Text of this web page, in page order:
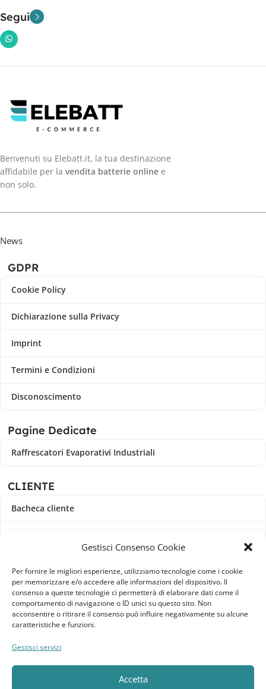
Gestisci Consenso Cookie
Per fornire le migliori esperienze, utilizziamo tecnologie come i cookie
per memorizzare e/o accedere alle informazioni del dispositivo. Il
consenso a queste tecnologie ci permetterà di elaborare dati come il
comportamento di navigazione o ID unici su questo sito. Non
acconsentire o ritirare il consenso può influire negativamente su alcune
caratteristiche e funzioni.
Gestisci servizi
Accetta
Segui
Benvenuti su Elebatt.it, la tua destinazione
affidabile per la vendita batterie online e
non solo.
News
GDPR
Cookie Policy
Dichiarazione sulla Privacy
Imprint
Termini e Condizioni
Disconoscimento
Pagine Dedicate
Raffrescatori Evaporativi Industriali
CLIENTE
Bacheca cliente
Indirizzi
Metodi di pagamento
Dettagli account
Lista dei desideri